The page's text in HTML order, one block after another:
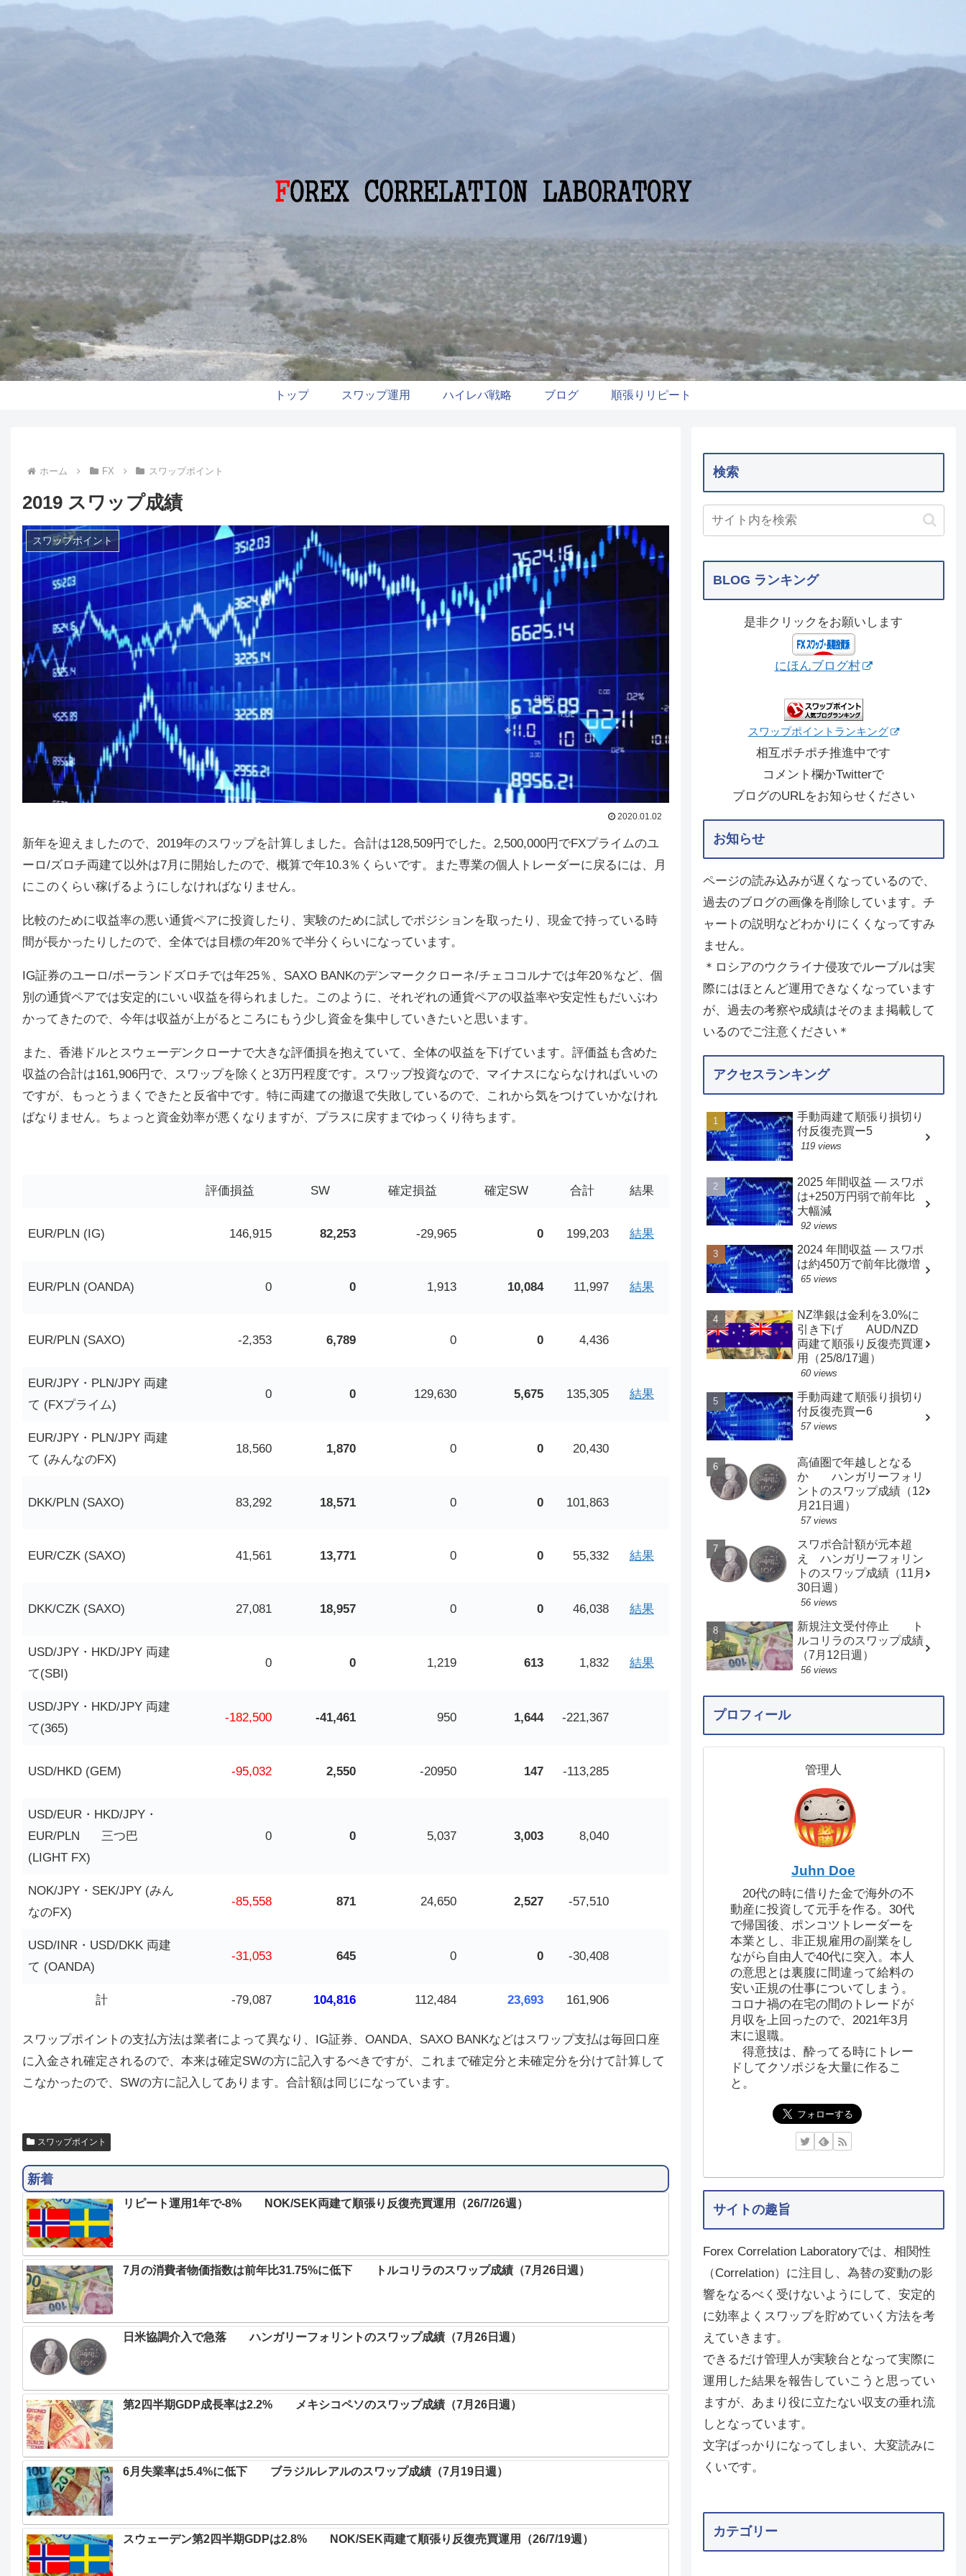
トップ スワップ運用 ハイレバ戦略 ブログ 順張りリピート
ホーム FX スワップポイント
2019 スワップ成績
スワップポイント
2020.01.02
新年を迎えましたので、2019年のスワップを計算しました。合計は128,509円でした。2,500,000円でFXプライムのユ
ーロ/ズロチ両建て以外は7月に開始したので、概算で年10.3％くらいです。また専業の個人トレーダーに戻るには、月
にこのくらい稼げるようにしなければなりません。
比較のために収益率の悪い通貨ペアに投資したり、実験のために試しでポジションを取ったり、現金で持っている時
間が長かったりしたので、全体では目標の年20％で半分くらいになっています。
IG証券のユーロ/ポーランドズロチでは年25％、SAXO BANKのデンマーククローネ/チェココルナでは年20％など、個
別の通貨ペアでは安定的にいい収益を得られました。このように、それぞれの通貨ペアの収益率や安定性もだいぶわ
かってきたので、今年は収益が上がるところにもう少し資金を集中していきたいと思います。
また、香港ドルとスウェーデンクローナで大きな評価損を抱えていて、全体の収益を下げています。評価益も含めた
収益の合計は161,906円で、スワップを除くと3万円程度です。スワップ投資なので、マイナスにならなければいいの
ですが、もっとうまくできたと反省中です。特に両建ての撤退で失敗しているので、これから気をつけていかなけれ
ばなりません。ちょっと資金効率が悪くなりますが、プラスに戻すまでゆっくり待ちます。
評価損益 SW 確定損益 確定SW 合計 結果
EUR/PLN (IG) 146,915 82,253 -29,965 0 199,203 結果
EUR/PLN (OANDA) 0 0 1,913 10,084 11,997 結果
EUR/PLN (SAXO) -2,353 6,789 0 0 4,436
EUR/JPY・PLN/JPY 両建
て (FXプライム)
0 0 129,630 5,675 135,305 結果
EUR/JPY・PLN/JPY 両建
て (みんなのFX)
18,560 1,870 0 0 20,430
DKK/PLN (SAXO) 83,292 18,571 0 0 101,863
EUR/CZK (SAXO) 41,561 13,771 0 0 55,332 結果
DKK/CZK (SAXO) 27,081 18,957 0 0 46,038 結果
USD/JPY・HKD/JPY 両建
て(SBI)
0 0 1,219 613 1,832 結果
USD/JPY・HKD/JPY 両建
て(365)
-182,500 -41,461 950 1,644 -221,367
USD/HKD (GEM) -95,032 2,550 -20950 147 -113,285
USD/EUR・HKD/JPY・
EUR/PLN 三つ巴
(LIGHT FX)
0 0 5,037 3,003 8,040
NOK/JPY・SEK/JPY (みん
なのFX)
-85,558 871 24,650 2,527 -57,510
USD/INR・USD/DKK 両建
て (OANDA)
-31,053 645 0 0 -30,408
計 -79,087 104,816 112,484 23,693 161,906
スワップポイントの支払方法は業者によって異なり、IG証券、OANDA、SAXO BANKなどはスワップ支払は毎回口座
に入金され確定されるので、本来は確定SWの方に記入するべきですが、これまで確定分と未確定分を分けて計算して
こなかったので、SWの方に記入してあります。合計額は同じになっています。
スワップポイント
新着
リピート運用1年で-8% NOK/SEK両建て順張り反復売買運用（26/7/26週）
7月の消費者物価指数は前年比31.75%に低下 トルコリラのスワップ成績（7月26日週）
日米協調介入で急落 ハンガリーフォリントのスワップ成績（7月26日週）
第2四半期GDP成長率は2.2% メキシコペソのスワップ成績（7月26日週）
6月失業率は5.4%に低下 ブラジルレアルのスワップ成績（7月19日週）
スウェーデン第2四半期GDPは2.8% NOK/SEK両建て順張り反復売買運用（26/7/19週）
検索
BLOG ランキング
是非クリックをお願いします
にほんブログ村
スワップポイントランキング
相互ポチポチ推進中です
コメント欄かTwitterで
ブログのURLをお知らせください
お知らせ
ページの読み込みが遅くなっているので、
過去のブログの画像を削除しています。チ
ャートの説明などわかりにくくなってすみ
ません。
＊ロシアのウクライナ侵攻でルーブルは実
際にはほとんど運用できなくなっています
が、過去の考察や成績はそのまま掲載して
いるのでご注意ください＊
アクセスランキング
手動両建て順張り損切り
付反復売買ー5
119 views
2025 年間収益 — スワポ
は+250万円弱で前年比
大幅減
92 views
2024 年間収益 — スワポ
は約450万で前年比微増
65 views
NZ準銀は金利を3.0%に
引き下げ AUD/NZD
両建て順張り反復売買運
用（25/8/17週）
60 views
手動両建て順張り損切り
付反復売買ー6
57 views
高値圏で年越しとなる
か ハンガリーフォリ
ントのスワップ成績（12
月21日週）
57 views
スワポ合計額が元本超
え ハンガリーフォリン
トのスワップ成績（11月
30日週）
56 views
新規注文受付停止 ト
ルコリラのスワップ成績
（7月12日週）
56 views
プロフィール
管理人
Juhn Doe
20代の時に借りた金で海外の不
動産に投資して元手を作る。30代
で帰国後、ポンコツトレーダーを
本業とし、非正規雇用の副業をし
ながら自由人で40代に突入。本人
の意思とは裏腹に間違って給料の
安い正規の仕事についてしまう。
コロナ禍の在宅の間のトレードが
月収を上回ったので、2021年3月
末に退職。
得意技は、酔ってる時にトレー
ドしてクソポジを大量に作るこ
と。
サイトの趣旨
Forex Correlation Laboratoryでは、相関性
（Correlation）に注目し、為替の変動の影
響をなるべく受けないようにして、安定的
に効率よくスワップを貯めていく方法を考
えていきます。
できるだけ管理人が実験台となって実際に
運用した結果を報告していこうと思ってい
ますが、あまり役に立たない収支の垂れ流
しとなっています。
文字ばっかりになってしまい、大変読みに
くいです。
カテゴリー